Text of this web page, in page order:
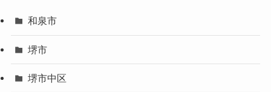
和泉市
堺市
堺市中区